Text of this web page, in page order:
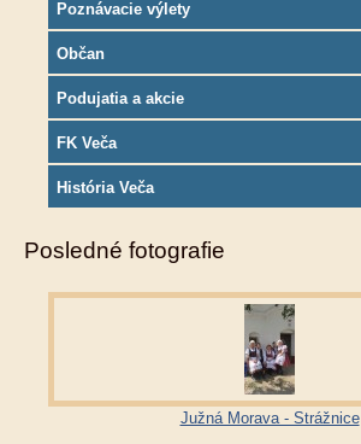
Poznávacie výlety
Občan
Podujatia a akcie
FK Veča
História Veča
Posledné fotografie
Južná Morava - Strážnice